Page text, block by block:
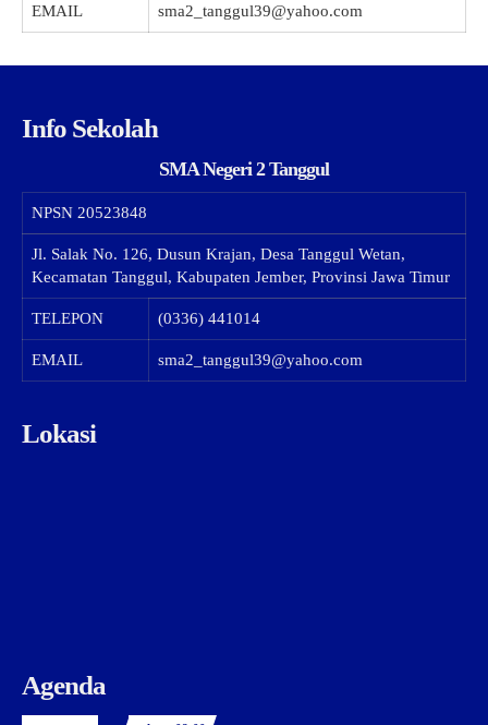
EMAIL sma2_tanggul39@yahoo.com
Info Sekolah
SMA Negeri 2 Tanggul
NPSN 20523848
Jl. Salak No. 126, Dusun Krajan, Desa Tanggul Wetan,
Kecamatan Tanggul, Kabupaten Jember, Provinsi Jawa Timur
TELEPON (0336) 441014
EMAIL sma2_tanggul39@yahoo.com
Lokasi
Agenda